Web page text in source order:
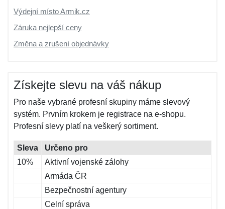
Výdejní místo Armik.cz
Záruka nejlepší ceny
Změna a zrušení objednávky
Získejte slevu na váš nákup
Pro naše vybrané profesní skupiny máme slevový
systém. Prvním krokem je registrace na e-shopu.
Profesní slevy platí na veškerý sortiment.
Sleva
Určeno pro
10%
Aktivní vojenské zálohy
Armáda ČR
Bezpečnostní agentury
Celní správa